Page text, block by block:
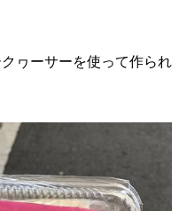
ヮーサーを使って作られ